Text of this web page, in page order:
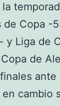
de Copa -
y Liga de
de
ante
cambio